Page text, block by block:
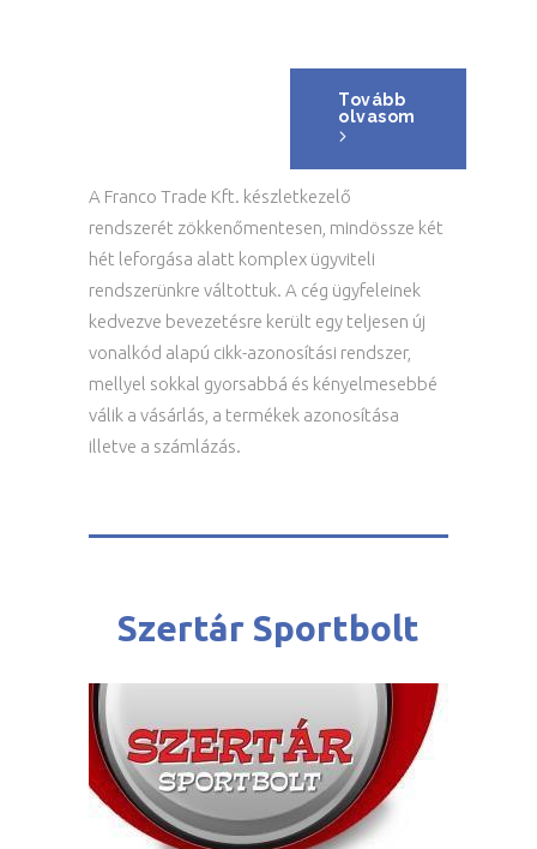
Tovább
olvasom
A Franco Trade Kft. készletkezelő
rendszerét zökkenőmentesen, mindössze két
hét leforgása alatt komplex ügyviteli
rendszerünkre váltottuk. A cég ügyfeleinek
kedvezve bevezetésre került egy teljesen új
vonalkód alapú cikk-azonosítási rendszer,
mellyel sokkal gyorsabbá és kényelmesebbé
válik a vásárlás, a termékek azonosítása
illetve a számlázás.
Szertár Sportbolt